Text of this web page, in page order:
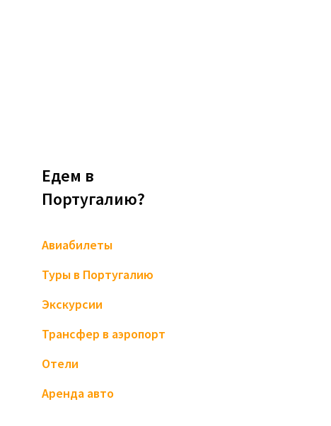
Едем в
Португалию?
Авиабилеты
Туры в Португалию
Экскурсии
Трансфер в аэропорт
Отели
Аренда авто